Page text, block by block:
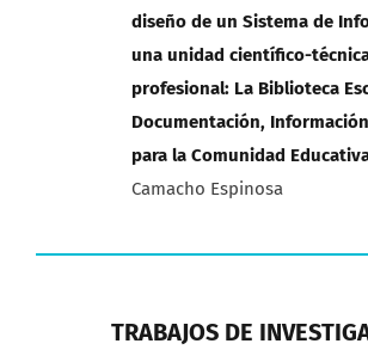
diseño de un Sistema de
una unidad científico-
profesional: La Biblioteca
Documentación,
para la Comunidad
Camacho Espinosa
TRABAJOS DE